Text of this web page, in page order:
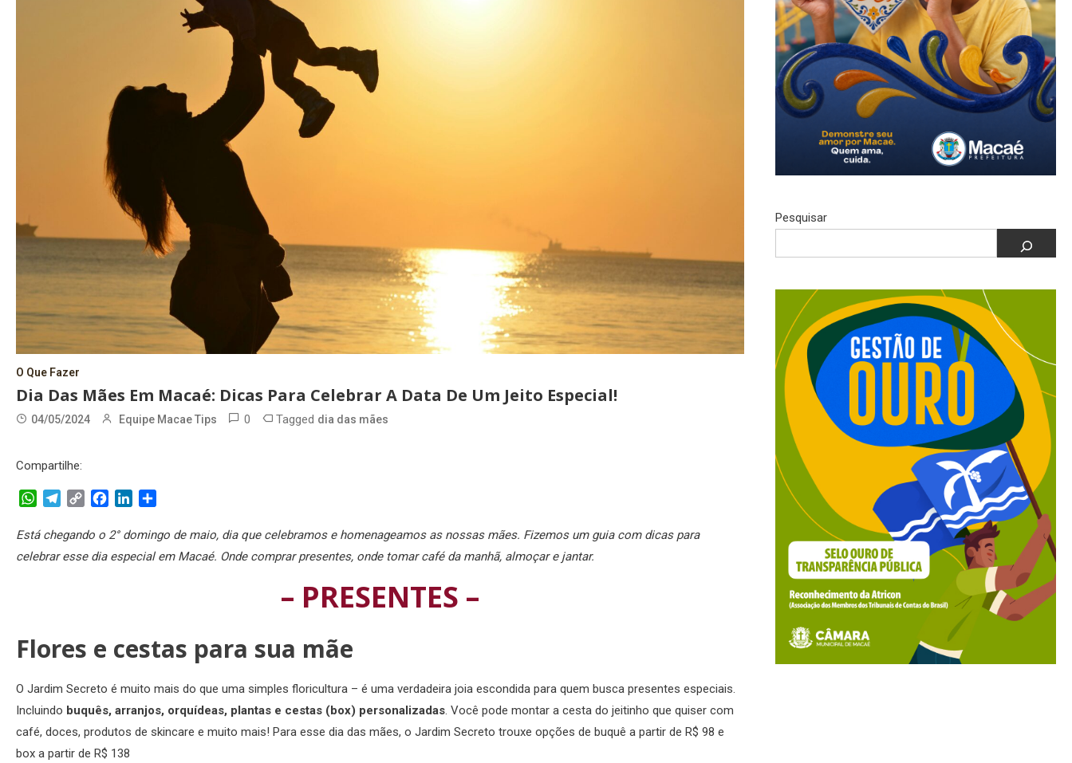
O Que Fazer
Dia Das Mães Em Macaé: Dicas Para Celebrar A Data De Um Jeito Especial!
04/05/2024 Equipe Macae Tips 0 Tagged dia das mães
Compartilhe:
WhatsApp
Telegram
Copy
FacebookLinkedIn
Está chegando o 2° domingo de maio, dia que celebramos e homenageamos as nossas mães. Fizemos um guia com dicas para
celebrar esse dia especial em Macaé. Onde comprar presentes, onde tomar café da manhã, almoçar e jantar.
– PRESENTES –
Flores e cestas para sua mãe
O Jardim Secreto é muito mais do que uma simples floricultura – é uma verdadeira joia escondida para quem busca presentes especiais.
Incluindo buquês, arranjos, orquídeas, plantas e cestas (box) personalizadas. Você pode montar a cesta do jeitinho que quiser com
café, doces, produtos de skincare e muito mais! Para esse dia das mães, o Jardim Secreto trouxe opções de buquê a partir de R$ 98 e
box a partir de R$ 138
Pesquisar